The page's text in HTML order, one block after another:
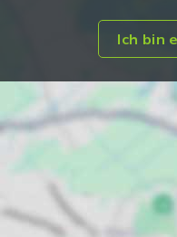
Ich bin